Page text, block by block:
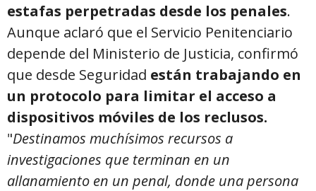
estafas perpetradas desde los penales.
Aunque aclaró que el Servicio Penitenciario
depende del Ministerio de Justicia, confirmó
que desde Seguridad están trabajando en
un protocolo para limitar el acceso a
dispositivos móviles de los reclusos.
"Destinamos muchísimos recursos a
investigaciones que terminan en un
allanamiento en un penal, donde una persona